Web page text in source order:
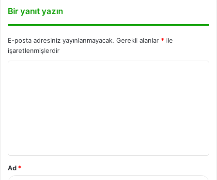
Bir yanıt yazın
E-posta adresiniz yayınlanmayacak. Gerekli alanlar * ile
işaretlenmişlerdir
Ad *